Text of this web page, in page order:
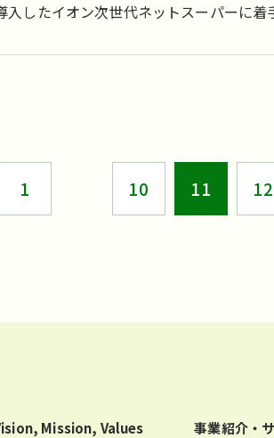
入したイオン次世代ネットスーパーに
1 10 11 12
Mission, Values 事業紹介・